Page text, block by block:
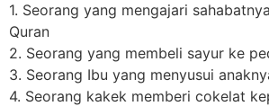
1. Seorang yang mengajari
Quran
2. Seorang yang membeli sayur ke
3. Seorang Ibu yang menyusui
4. Seorang kakek memberi cokelat